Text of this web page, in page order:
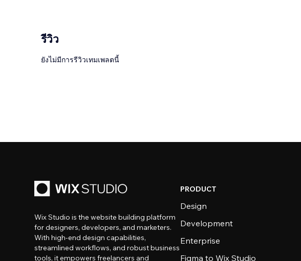
รีวิว
ยังไม่มีการรีวิวเทมเพลตนี้
Wix Studio is the website building platform
for designers, developers, and marketers.
With high-end design capabilities,
streamlined workflows, and robust business
tools, it empowers freelancers and
PRODUCT
Design
Development
Enterprise
Figma to Wix Studio